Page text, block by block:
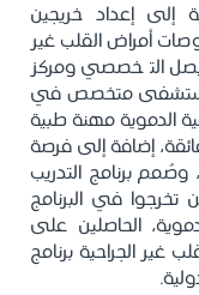
إلى إعداد خريجين
أمراض القلب غير
التخصصي ومركز
مستشفى متخصص في
الدموية مهنة طبية
إضافة إلى فرصة
برنامج التدريب
تخرجوا في البرنامج
الحاصلين على
غير الجراحية برنامج